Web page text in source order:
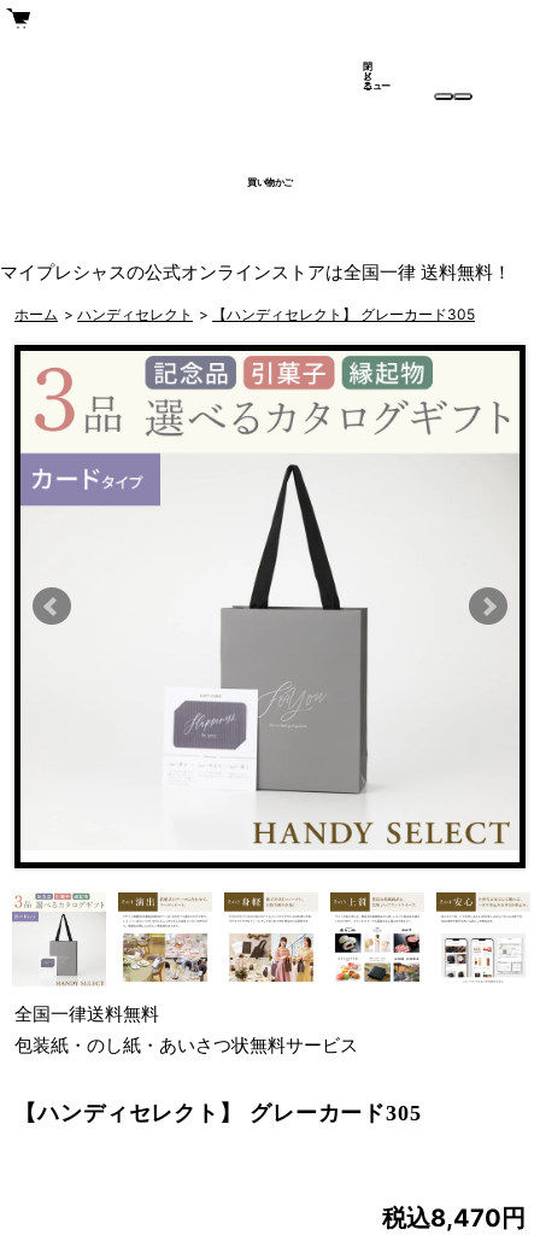
買い物かご
メ
ニュー
閉
じ
る
マイプレシャスの公式オンラインストアは全国一律 送料無料！
ホーム > ハンディセレクト > 【ハンディセレクト】 グレーカード305
全国一律送料無料
包装紙・のし紙・あいさつ状無料サービス
【ハンディセレクト】 グレーカード305
税込8,470円